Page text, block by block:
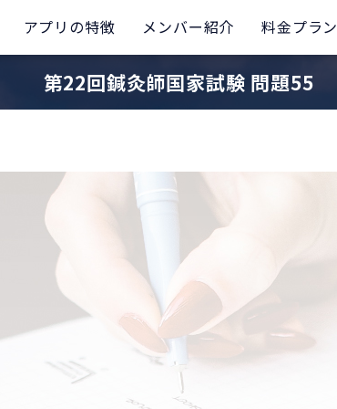
アプリの特徴 メンバー紹介 料金プラン
第22回鍼灸師国家試験 問題55